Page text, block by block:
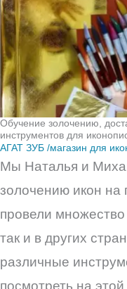
Обучение золочению,
инструментов для
АГАТ ЗУБ /магазин для
Мы Наталья и
золочению икон на
провели множество
так и в других
различные
посмотреть на